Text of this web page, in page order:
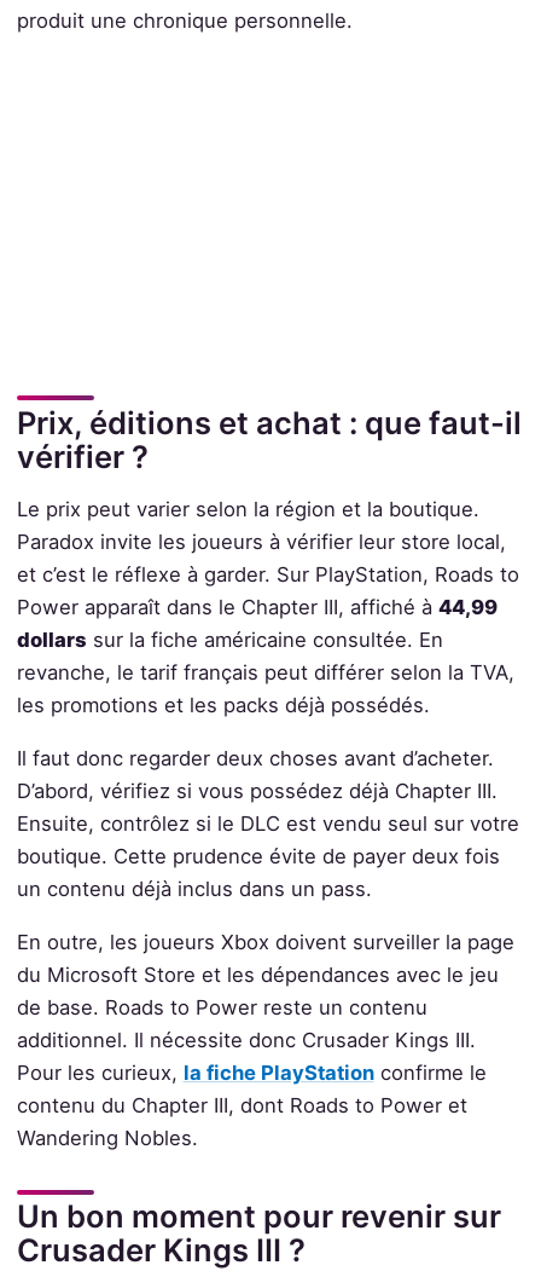
produit une chronique personnelle.
Prix, éditions et achat : que faut-il
vérifier ?
Le prix peut varier selon la région et la boutique.
Paradox invite les joueurs à vérifier leur store local,
et c’est le réflexe à garder. Sur PlayStation, Roads to
Power apparaît dans le Chapter III, affiché à 44,99
dollars sur la fiche américaine consultée. En
revanche, le tarif français peut différer selon la TVA,
les promotions et les packs déjà possédés.
Il faut donc regarder deux choses avant d’acheter.
D’abord, vérifiez si vous possédez déjà Chapter III.
Ensuite, contrôlez si le DLC est vendu seul sur votre
boutique. Cette prudence évite de payer deux fois
un contenu déjà inclus dans un pass.
En outre, les joueurs Xbox doivent surveiller la page
du Microsoft Store et les dépendances avec le jeu
de base. Roads to Power reste un contenu
additionnel. Il nécessite donc Crusader Kings III.
Pour les curieux, la fiche PlayStationconfirme le
contenu du Chapter III, dont Roads to Power et
Wandering Nobles.
Un bon moment pour revenir sur
Crusader Kings III ?